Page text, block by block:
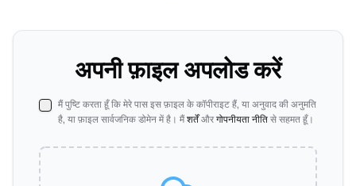
अपनी फ़ाइल अपलोड करें
मैं पुष्टि करता हूँ कि मेरे पास इस फ़ाइल के कॉपीराइट हैं, या अनुवाद की अनुमति
है, या फ़ाइल सार्वजनिक डोमेन में है। मैंशर्तेंऔरगोपनीयता नीति से सहमत हूँ।